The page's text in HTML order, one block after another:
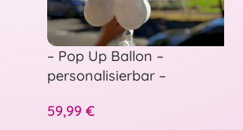
– Pop Up Ballon –
personalisierbar –
– Standesamt oder Feier
59,99 €